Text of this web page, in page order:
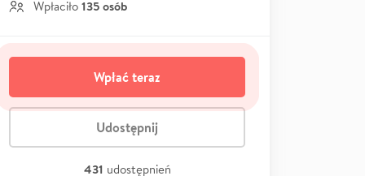
Wpłaciło 135 osób
Wpłać teraz
Udostępnij
431 udostępnień